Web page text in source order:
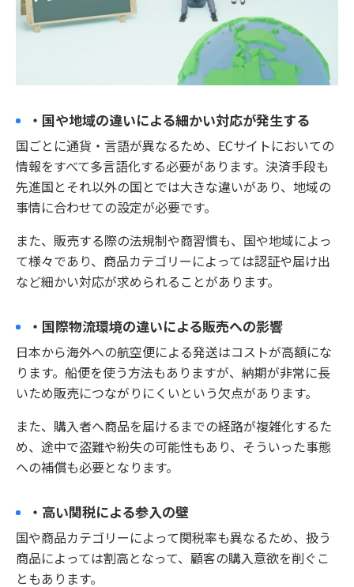
・国や地域の違いによる細かい対応が発生する
国ごとに通貨・言語が異なるため、ECサイトにおいての
情報をすべて多言語化する必要があります。決済手段も
先進国とそれ以外の国とでは大きな違いがあり、地域の
事情に合わせての設定が必要です。
また、販売する際の法規制や商習慣も、国や地域によっ
て様々であり、商品カテゴリーによっては認証や届け出
など細かい対応が求められることがあります。
・国際物流環境の違いによる販売への影響
日本から海外への航空便による発送はコストが高額にな
ります。船便を使う方法もありますが、納期が非常に長
いため販売につながりにくいという欠点があります。
また、購入者へ商品を届けるまでの経路が複雑化するた
め、途中で盗難や紛失の可能性もあり、そういった事態
への補償も必要となります。
・高い関税による参入の壁
国や商品カテゴリーによって関税率も異なるため、扱う
商品によっては割高となって、顧客の購入意欲を削ぐこ
ともあります。